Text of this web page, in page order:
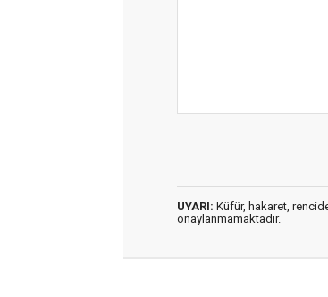
UYARI: Küfür, hakaret,
onaylanmamaktadır.